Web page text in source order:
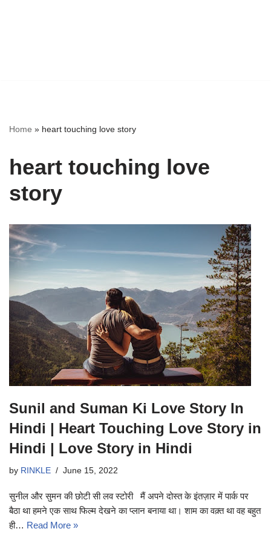
Home » heart touching love story
heart touching love
story
Sunil and Suman Ki Love Story In
Hindi | Heart Touching Love Story in
Hindi | Love Story in Hindi
by RINKLE June 15, 2022
सुनील और सुमन की छोटी सी लव स्टोरी मैं अपने दोस्त के इंतज़ार में पार्क पर
बैठा था हमने एक साथ फिल्म देखने का प्लान बनाया था। शाम का वक़्त था वह बहुत
ही… Read More »